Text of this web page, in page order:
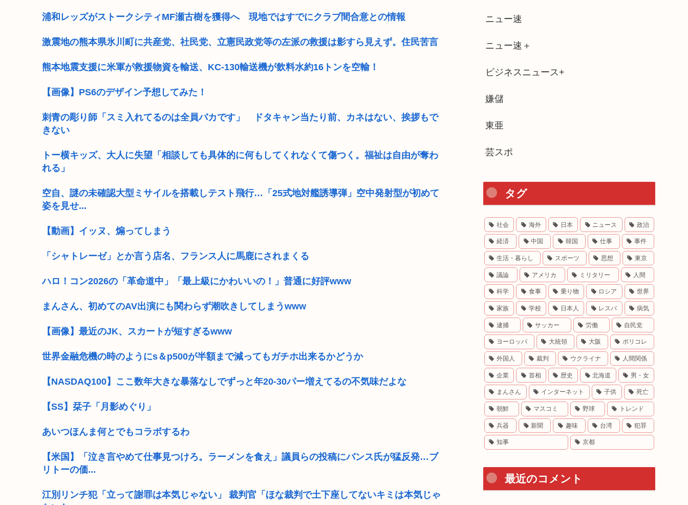
浦和レッズがストークシティMF瀬古樹を獲得へ 現地ではすでにクラブ間合意との情報
激震地の熊本県氷川町に共産党、社民党、立憲民政党等の左派の救援は影すら見えず。住民苦言
熊本地震支援に米軍が救援物資を輸送、KC-130輸送機が飲料水約16トンを空輸！
【画像】PS6のデザイン予想してみた！
刺青の彫り師「スミ入れてるのは全員バカです」 ドタキャン当たり前、カネはない、挨拶もで
きない
トー横キッズ、大人に失望「相談しても具体的に何もしてくれなくて傷つく。福祉は自由が奪わ
れる」
空自、謎の未確認大型ミサイルを搭載しテスト飛行…「25式地対艦誘導弾」空中発射型が初めて
姿を見せ...
【動画】イッヌ、煽ってしまう
「シャトレーゼ」とか言う店名、フランス人に馬鹿にされまくる
ハロ！コン2026の「革命道中」「最上級にかわいいの！」普通に好評www
まんさん、初めてのAV出演にも関わらず潮吹きしてしまうwww
【画像】最近のJK、スカートが短すぎるwww
世界金融危機の時のようにs＆p500が半額まで減ってもガチホ出来るかどうか
【NASDAQ100】ここ数年大きな暴落なしでずっと年20-30パー増えてるの不気味だよな
【SS】栞子「月影めぐり」
あいつほんま何とでもコラボするわ
【米国】「泣き言やめて仕事見つけろ。ラーメンを食え」議員らの投稿にバンス氏が猛反発…ブ
リトーの価...
江別リンチ犯「立って謝罪は本気じゃない」 裁判官「ほな裁判で土下座してないキミは本気じゃ
ニュー速
ニュー速＋
ビジネスニュース+
嫌儲
東亜
芸スポ
タグ
社会 海外 日本 ニュース 政治
経済 中国 韓国 仕事 事件
生活・暮らし スポーツ 思想 東京
議論 アメリカ ミリタリー 人間
科学 食事 乗り物 ロシア 世界
家族 学校 日本人 レスバ 病気
逮捕 サッカー 労働 自民党
ヨーロッパ 大統領 大阪 ポリコレ
外国人 裁判 ウクライナ 人間関係
企業 首相 歴史 北海道 男・女
まんさん インターネット 子供 死亡
朝鮮 マスコミ 野球 トレンド
兵器 新聞 趣味 台湾 犯罪
知事 京都
最近のコメント